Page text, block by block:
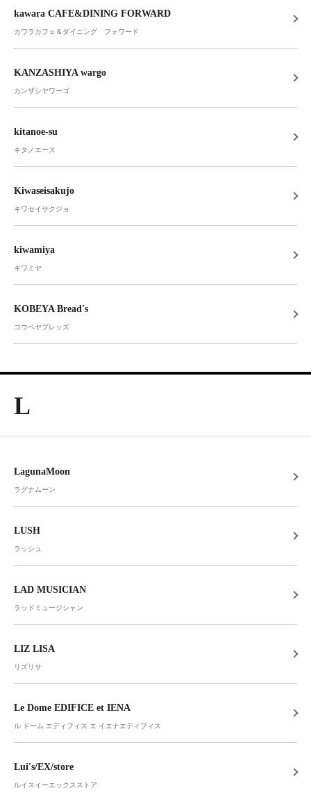
kawara CAFE&DINING FORWARD
カワラカフェ＆ダイニング フォワード
KANZASHIYA wargo
カンザシヤワーゴ
kitanoe-su
キタノエース
Kiwaseisakujo
キワセイサクジョ
kiwamiya
キワミヤ
KOBEYA Bread's
コウベヤブレッズ
L
LagunaMoon
ラグナムーン
LUSH
ラッシュ
LAD MUSICIAN
ラッドミュージシャン
LIZ LISA
リズリサ
Le Dome EDIFICE et IENA
ル ドーム エディフィス エ イエナエディフィス
Lui's/EX/store
ルイスイーエックスストア